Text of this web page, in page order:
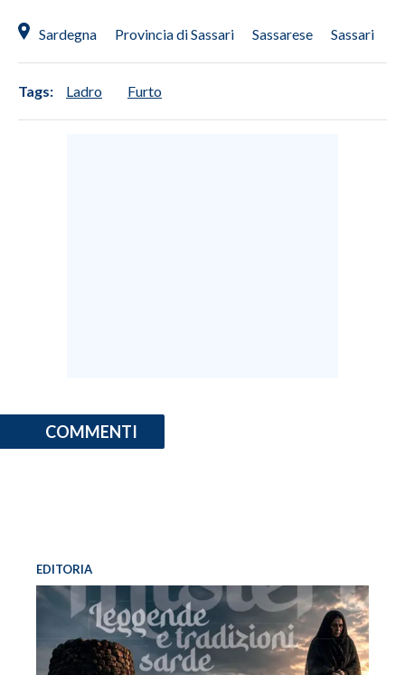
Sardegna Provincia di Sassari Sassarese Sassari
Tags: Ladro Furto
COMMENTI
EDITORIA